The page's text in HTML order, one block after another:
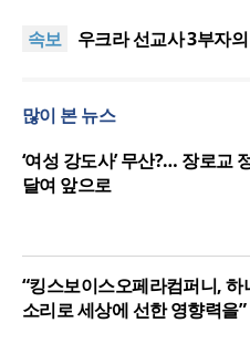
속보
우크라 선교사 3부자
강력 반발
[최원호 목사의 영혼의
美 이민구금센터에
많이 본 뉴스
‘여성 강도사’ 무산?… 장로교
달여 앞으로
“킹스보이스오페라컴퍼니, 하
소리로 세상에 선한 영향력을”